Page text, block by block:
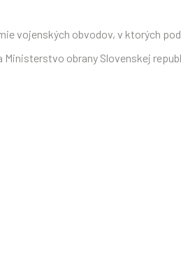
vojenských obvodov, v ktorých
obrany Slovenskej